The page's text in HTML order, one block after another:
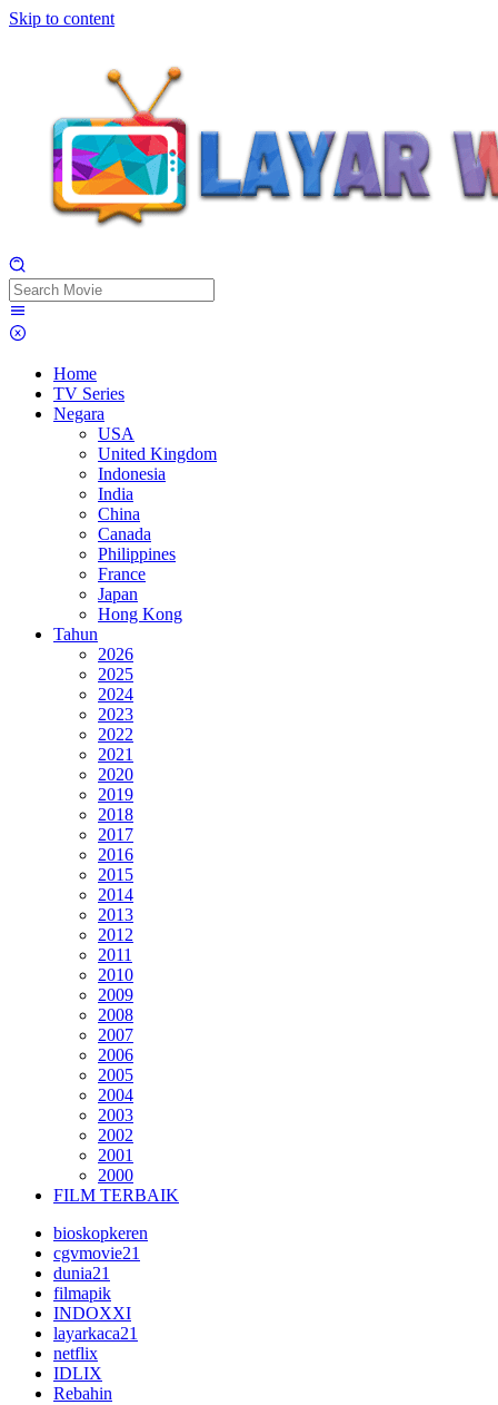
Skip to content
Home
TV Series
Negara
USA
United Kingdom
Indonesia
India
China
Canada
Philippines
France
Japan
Hong Kong
Tahun
2026
2025
2024
2023
2022
2021
2020
2019
2018
2017
2016
2015
2014
2013
2012
2011
2010
2009
2008
2007
2006
2005
2004
2003
2002
2001
2000
FILM TERBAIK
bioskopkeren
cgvmovie21
dunia21
filmapik
INDOXXI
layarkaca21
netflix
IDLIX
Rebahin